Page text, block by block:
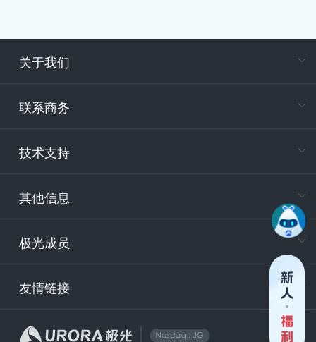
关于我们
联系商务
技术支持
其他信息
极光成员
友情链接
电
400-
技
安
企